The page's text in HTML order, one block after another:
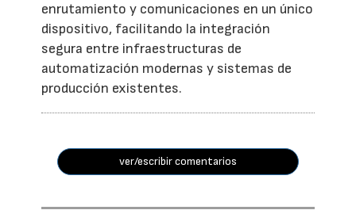
enrutamiento y comunicaciones en un único
dispositivo, facilitando la integración
segura entre infraestructuras de
automatización modernas y sistemas de
producción existentes.
ver/escribir comentarios